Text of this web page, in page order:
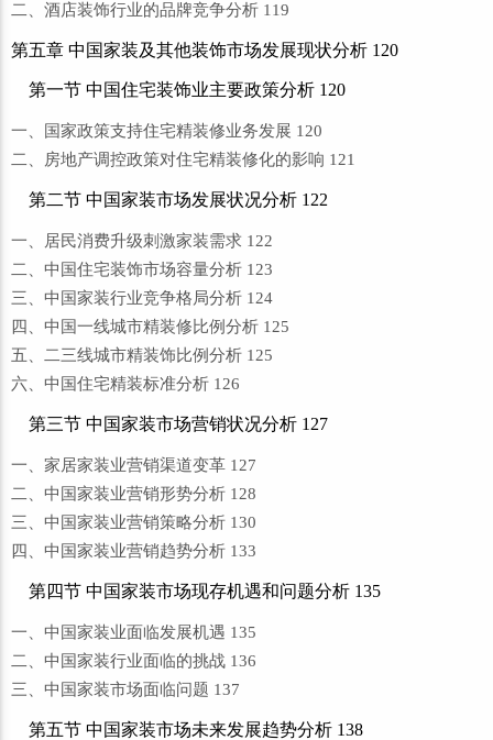
二、酒店装饰行业的品牌竞争分析 119
第五章 中国家装及其他装饰市场发展现状分析 120
第一节 中国住宅装饰业主要政策分析 120
一、国家政策支持住宅精装修业务发展 120
二、房地产调控政策对住宅精装修化的影响 121
第二节 中国家装市场发展状况分析 122
一、居民消费升级刺激家装需求 122
二、中国住宅装饰市场容量分析 123
三、中国家装行业竞争格局分析 124
四、中国一线城市精装修比例分析 125
五、二三线城市精装饰比例分析 125
六、中国住宅精装标准分析 126
第三节 中国家装市场营销状况分析 127
一、家居家装业营销渠道变革 127
二、中国家装业营销形势分析 128
三、中国家装业营销策略分析 130
四、中国家装业营销趋势分析 133
第四节 中国家装市场现存机遇和问题分析 135
一、中国家装业面临发展机遇 135
二、中国家装行业面临的挑战 136
三、中国家装市场面临问题 137
第五节 中国家装市场未来发展趋势分析 138